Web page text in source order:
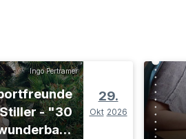
Ingo Pertramer
Stiller - "30
29.
Okt 2026